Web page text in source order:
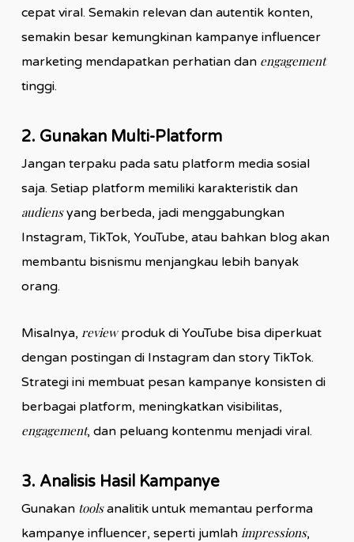
cepat viral. Semakin relevan dan autentik konten,
semakin besar kemungkinan kampanye influencer
marketing mendapatkan perhatian dan engagement
tinggi.
2. Gunakan Multi-Platform
Jangan terpaku pada satu platform media sosial
saja. Setiap platform memiliki karakteristik dan
audiensyang berbeda, jadi menggabungkan
Instagram, TikTok, YouTube, atau bahkan blog akan
membantu bisnismu menjangkau lebih banyak
orang.
Misalnya, reviewproduk di YouTube bisa diperkuat
dengan postingan di Instagram dan story TikTok.
Strategi ini membuat pesan kampanye konsisten di
berbagai platform, meningkatkan visibilitas,
engagement, dan peluang kontenmu menjadi viral.
3. Analisis Hasil Kampanye
Gunakan toolsanalitik untuk memantau performa
kampanye influencer, seperti jumlah impressions,